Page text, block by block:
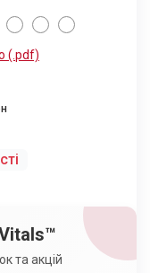
(.pdf)
та акцій